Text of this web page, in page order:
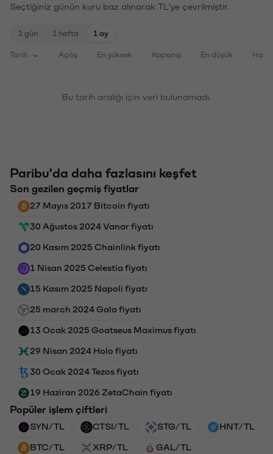
Seçtiğiniz günün kuru baz alınarak TL'ye çevrilmiştir.
1 gün 1 hafta 1 ay
Tarih Açılış En yüksek Kapanış En düşük
Bu tarih aralığı için veri bulunamadı.
Paribu'da daha fazlasını keşfet
Son gezilen geçmiş fiyatlar
27 Mayıs 2017 Bitcoin fiyatı
30 Ağustos 2024 Vanar fiyatı
20 Kasım 2025 Chainlink fiyatı
1 Nisan 2025 Celestia fiyatı
15 Kasım 2025 Napoli fiyatı
25 march 2024 Gala fiyatı
13 Ocak 2025 Goatseus Maximus fiyatı
29 Nisan 2024 Holo fiyatı
30 Ocak 2024 Tezos fiyatı
19 Haziran 2026 ZetaChain fiyatı
Popüler işlem çiftleri
SYN/TL CTSI/TL STG/TL HNT/TL
BTC/TL XRP/TL GAL/TL